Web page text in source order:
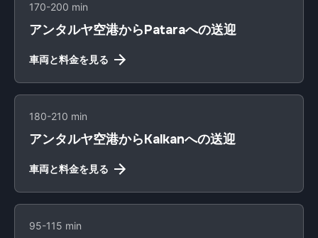
170-200 min
アンタルヤ空港からPataraへの送迎
車両と料金を見る
180-210 min
アンタルヤ空港からKalkanへの送迎
車両と料金を見る
95-115 min